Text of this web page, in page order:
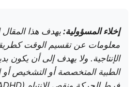
إخلاء المسؤولية:يهدف هذا المقال
معلومات عن تقسيم الوقت
الإنتاجية. ولا يهدف إلى أن يكون
الطبية المتخصصة أو التشخيص أو